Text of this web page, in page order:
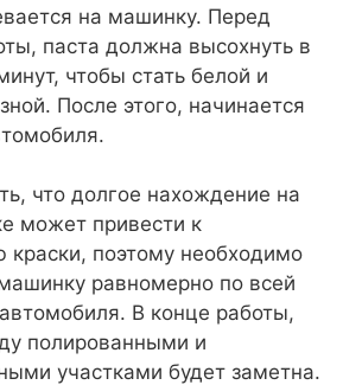
на машинку. Перед
паста должна высохнуть в
чтобы стать белой и
После этого, начинается
что долгое нахождение на
может привести к
поэтому необходимо
равномерно по всей
В конце работы,
полированными и
участками будет заметна.